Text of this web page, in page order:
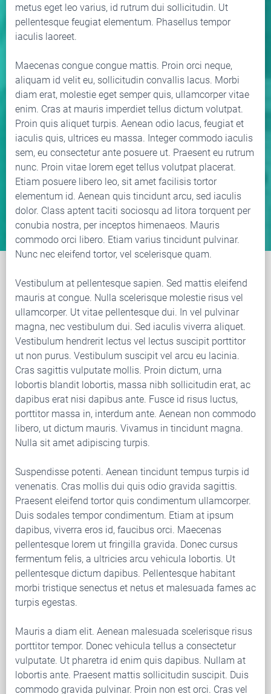
metus eget leo varius, id rutrum dui sollicitudin. Ut
pellentesque feugiat elementum. Phasellus tempor
iaculis laoreet.
Maecenas congue congue mattis. Proin orci neque,
aliquam id velit eu, sollicitudin convallis lacus. Morbi
diam erat, molestie eget semper quis, ullamcorper vitae
enim. Cras at mauris imperdiet tellus dictum volutpat.
Proin quis aliquet turpis. Aenean odio lacus, feugiat et
iaculis quis, ultrices eu massa. Integer commodo iaculis
sem, eu consectetur ante posuere ut. Praesent eu rutrum
nunc. Proin vitae lorem eget tellus volutpat placerat.
Etiam posuere libero leo, sit amet facilisis tortor
elementum id. Aenean quis tincidunt arcu, sed iaculis
dolor. Class aptent taciti sociosqu ad litora torquent per
conubia nostra, per inceptos himenaeos. Mauris
commodo orci libero. Etiam varius tincidunt pulvinar.
Nunc nec eleifend tortor, vel scelerisque quam.
Vestibulum at pellentesque sapien. Sed mattis eleifend
mauris at congue. Nulla scelerisque molestie risus vel
ullamcorper. Ut vitae pellentesque dui. In vel pulvinar
magna, nec vestibulum dui. Sed iaculis viverra aliquet.
Vestibulum hendrerit lectus vel lectus suscipit porttitor
ut non purus. Vestibulum suscipit vel arcu eu lacinia.
Cras sagittis vulputate mollis. Proin dictum, urna
lobortis blandit lobortis, massa nibh sollicitudin erat, ac
dapibus erat nisi dapibus ante. Fusce id risus luctus,
porttitor massa in, interdum ante. Aenean non commodo
libero, ut dictum mauris. Vivamus in tincidunt magna.
Nulla sit amet adipiscing turpis.
Suspendisse potenti. Aenean tincidunt tempus turpis id
venenatis. Cras mollis dui quis odio gravida sagittis.
Praesent eleifend tortor quis condimentum ullamcorper.
Duis sodales tempor condimentum. Etiam at ipsum
dapibus, viverra eros id, faucibus orci. Maecenas
pellentesque lorem ut fringilla gravida. Donec cursus
fermentum felis, a ultricies arcu vehicula lobortis. Ut
pellentesque dictum dapibus. Pellentesque habitant
morbi tristique senectus et netus et malesuada fames ac
turpis egestas.
Mauris a diam elit. Aenean malesuada scelerisque risus
porttitor tempor. Donec vehicula tellus a consectetur
vulputate. Ut pharetra id enim quis dapibus. Nullam at
lobortis ante. Praesent mattis sollicitudin suscipit. Duis
commodo gravida pulvinar. Proin non est orci. Cras vel